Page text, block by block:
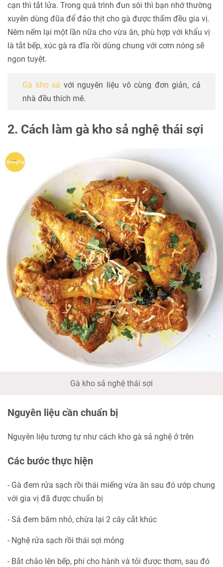
cạn thì tắt lửa. Trong quá trình đun sôi thì bạn nhớ thường
xuyên dùng đũa để đảo thịt cho gà được thấm đều gia vị.
Nêm nếm lại một lần nữa cho vừa ăn, phù hợp với khẩu vị
là tắt bếp, xúc gà ra đĩa rồi dùng chung với cơm nóng sẽ
ngon tuyệt.
Gà kho sả với nguyên liệu vô cùng đơn giản, cả
nhà đều thích mê.
2. Cách làm gà kho sả nghệ thái sợi
Gà kho sả nghệ thái sợi
Nguyên liệu cần chuẩn bị
Nguyên liệu tương tự như cách kho gà sả nghệ ở trên
Các bước thực hiện
- Gà đem rửa sạch rồi thái miếng vừa ăn sau đó ướp chung
với gia vị đã được chuẩn bị
- Sả đem băm nhỏ, chừa lại 2 cây cắt khúc
- Nghệ rửa sạch rồi thái sợi mỏng
- Bắt chảo lên bếp, phi cho hành và tỏi được thơm, sau đó